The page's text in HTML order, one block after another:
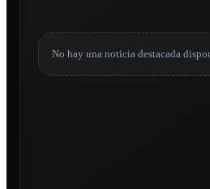
No hay una noticia destacada